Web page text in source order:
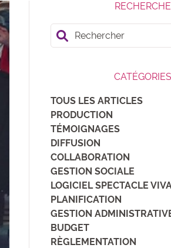
RECHERCHE
Rechercher
CATÉGORIES
TOUS LES ARTICLES
PRODUCTION
TÉMOIGNAGES
DIFFUSION
COLLABORATION
GESTION SOCIALE
LOGICIEL SPECTACLE
PLANIFICATION
GESTION
BUDGET
RÈGLEMENTATION